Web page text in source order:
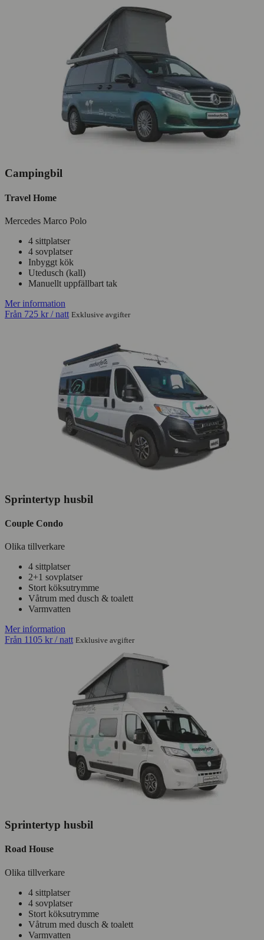
Campingbil
Travel Home
Mercedes Marco Polo
4 sittplatser
4 sovplatser
Inbyggt kök
Utedusch (kall)
Manuellt uppfällbart tak
Mer information
Från 725 kr / natt Exklusive avgifter
Sprintertyp husbil
Couple Condo
Olika tillverkare
4 sittplatser
2+1 sovplatser
Stort köksutrymme
Våtrum med dusch & toalett
Varmvatten
Mer information
Från 1105 kr / natt Exklusive avgifter
Sprintertyp husbil
Road House
Olika tillverkare
4 sittplatser
4 sovplatser
Stort köksutrymme
Våtrum med dusch & toalett
Varmvatten